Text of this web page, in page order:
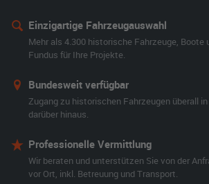
Einzigartige Fahrzeugauswahl
Mehr als 4.300 historische Fahrzeuge, Boote
Fundus für Ihre Projekte.
Bundesweit verfügbar
Zugang zu historischen Fahrzeugen überall
darüber hinaus.
Professionelle Vermittlung
Wir beraten und unterstützen Sie von der
vor Ort, inkl. Betreuung und Transport.